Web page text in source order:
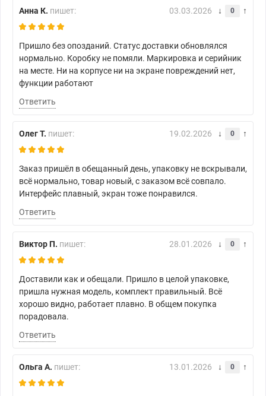
Анна К. пишет: 03.03.2026 0
Пришло без опозданий. Статус доставки обновлялся
нормально. Коробку не помяли. Маркировка и серийник
на месте. Ни на корпусе ни на экране повреждений нет,
функции работают
Ответить
Олег Т. пишет: 19.02.2026 0
Заказ пришёл в обещанный день, упаковку не вскрывали,
всё нормально, товар новый, с заказом всё совпало.
Интерфейс плавный, экран тоже понравился.
Ответить
Виктор П. пишет: 28.01.2026 0
Доставили как и обещали. Пришло в целой упаковке,
пришла нужная модель, комплект правильный. Всё
хорошо видно, работает плавно. В общем покупка
порадовала.
Ответить
Ольга А. пишет: 13.01.2026 0